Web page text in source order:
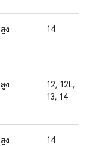
สูง 14
สูง
12, 12L,
13, 14
สูง 14